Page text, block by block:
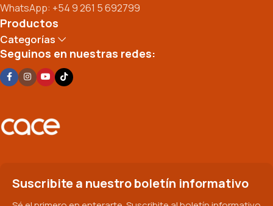
WhatsApp: +54 9 261 5 692799
Productos
Categorías
Seguinos en nuestras redes:
Suscribite a nuestro boletín informativo